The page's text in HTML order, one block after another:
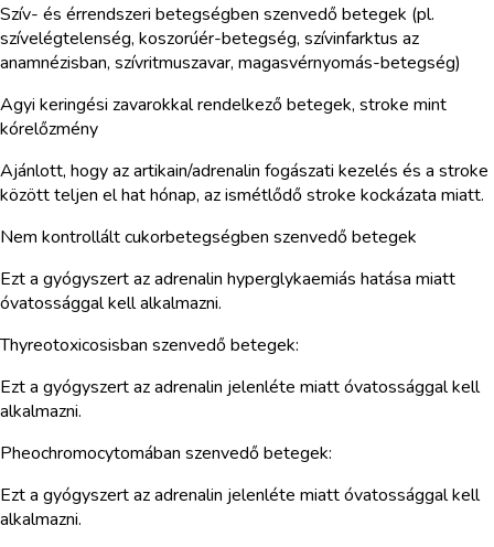
Szív- és érrendszeri betegségben szenvedő betegek (pl.
szívelégtelenség, koszorúér-betegség, szívinfarktus az
anamnézisban, szívritmuszavar, magasvérnyomás-betegség)
Agyi keringési zavarokkal rendelkező betegek, stroke mint
kórelőzmény
Ajánlott, hogy az artikain/adrenalin fogászati kezelés és a stroke
között teljen el hat hónap, az ismétlődő stroke kockázata miatt.
Nem kontrollált cukorbetegségben szenvedő betegek
Ezt a gyógyszert az adrenalin hyperglykaemiás hatása miatt
óvatossággal kell alkalmazni.
Thyreotoxicosisban szenvedő betegek:
Ezt a gyógyszert az adrenalin jelenléte miatt óvatossággal kell
alkalmazni.
Pheochromocytomában szenvedő betegek:
Ezt a gyógyszert az adrenalin jelenléte miatt óvatossággal kell
alkalmazni.